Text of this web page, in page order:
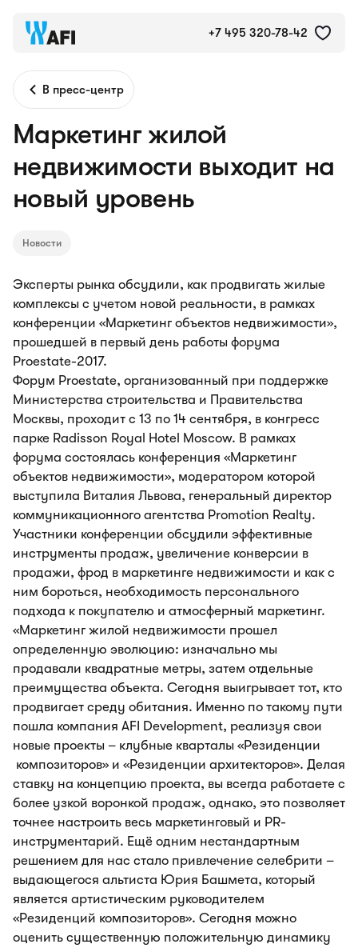
+7 495 320-78-42
В пресс-центр
Маркетинг жилой
недвижимости выходит на
новый уровень
Новости
Эксперты рынка обсудили, как продвигать жилые
комплексы с учетом новой реальности, в рамках
конференции «Маркетинг объектов недвижимости»,
прошедшей в первый день работы форума
Proestate-2017.
Форум Proestate, организованный при поддержке
Министерства строительства и Правительства
Москвы, проходит с 13 по 14 сентября, в конгресс
парке Radisson Royal Hotel Moscow. В рамках
форума состоялась конференция «Маркетинг
объектов недвижимости», модератором которой
выступила Виталия Львова, генеральный директор
коммуникационного агентства Promotion Realty.
Участники конференции обсудили эффективные
инструменты продаж, увеличение конверсии в
продажи, фрод в маркетинге недвижимости и как с
ним бороться, необходимость персонального
подхода к покупателю и атмосферный маркетинг.
«Маркетинг жилой недвижимости прошел
определенную эволюцию: изначально мы
продавали квадратные метры, затем отдельные
преимущества объекта. Сегодня выигрывает тот, кто
продвигает среду обитания. Именно по такому пути
пошла компания AFI Development, реализуя свои
новые проекты – клубные кварталы «Резиденции
композиторов» и «Резиденции архитекторов». Делая
ставку на концепцию проекта, вы всегда работаете с
более узкой воронкой продаж, однако, это позволяет
точнее настроить весь маркетинговый и PR-
инструментарий. Ещё одним нестандартным
решением для нас стало привлечение селебрити –
выдающегося альтиста Юрия Башмета, который
является артистическим руководителем
«Резиденций композиторов». Cегодня можно
оценить существенную положительную динамику